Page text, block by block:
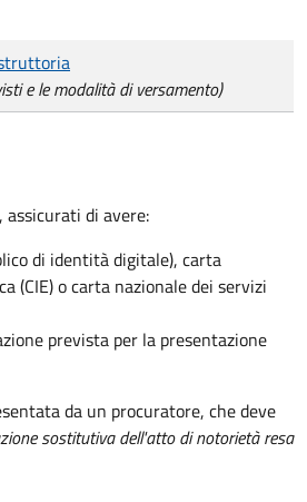
e le modalità di versamento)
assicurati di avere:
di identità digitale), carta
(CIE) o carta nazionale dei servizi
prevista per la presentazione
da un procuratore, che deve
sostitutiva dell'atto di notorietà resa